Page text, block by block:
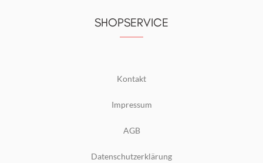
SHOPSERVICE
Kontakt
Impressum
AGB
Datenschutzerklärung